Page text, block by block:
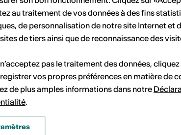
avec Perlamusica dans Les Pique-
musique qui ont lieu en Valais chaque
roi Lear », de Shakespeare, avec le Clédar
Nunc « Et si l'histoire finissait
nuit », à la Parfumerie à Genève, mis en
au traitement de vos données à des fins
de personnalisation de notre site Internet et
de tiers ainsi que de reconnaissance des
pas le traitement des données,
vos propres préférences en matière de
de plus amples informations dans notre
.